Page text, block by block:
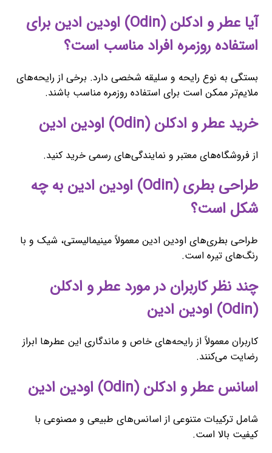
آیا عطر و ادکلن (Odin) اودین ادین برای
استفاده روزمره افراد مناسب است؟
بستگی به نوع رایحه و سلیقه شخصی دارد. برخی از رایحه‌های
ملایم‌تر ممکن است برای استفاده روزمره مناسب باشند.
خرید عطر و ادکلن (Odin) اودین ادین
از فروشگاه‌های معتبر و نمایندگی‌های رسمی خرید کنید.
طراحی بطری (Odin) اودین ادین به چه
شکل است؟
طراحی بطری‌های اودین ادین معمولاً مینیمالیستی، شیک و با
رنگ‌های تیره است.
چند نظر کاربران در مورد عطر و ادکلن
(Odin) اودین ادین
کاربران معمولاً از رایحه‌های خاص و ماندگاری این عطرها ابراز
رضایت می‌کنند.
اسانس عطر و ادکلن (Odin) اودین ادین
شامل ترکیبات متنوعی از اسانس‌های طبیعی و مصنوعی با
کیفیت بالا است.